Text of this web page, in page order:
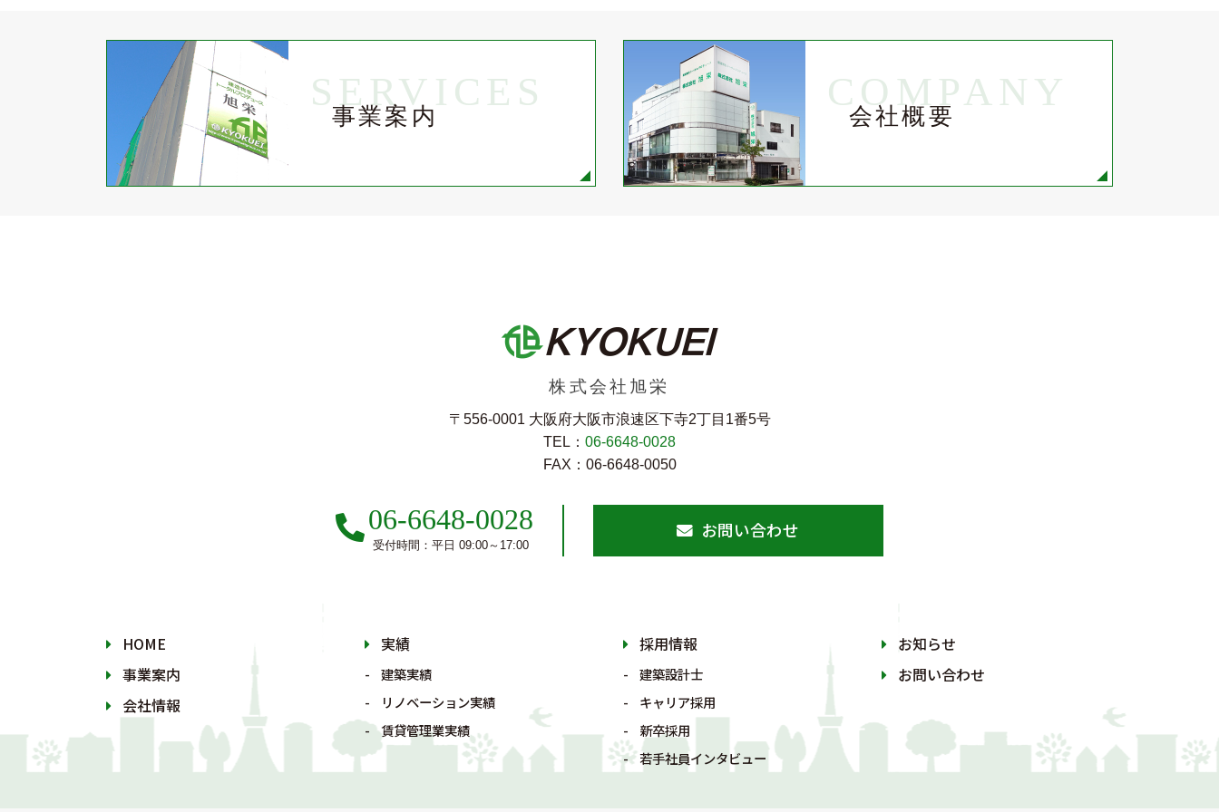
事業案内
SERVICES
会社概要
COMPANY
株式会社旭栄
〒556-0001 大阪府大阪市浪速区下寺2丁⽬1番5号
TEL： 06-6648-0028
FAX：06-6648-0050
06-6648-0028
受付時間：平日 09:00～17:00
お問い合わせ
HOME
事業案内
会社情報
実績
建築実績
リノベーション実績
賃貸管理業実績
採用情報
建築設計士
キャリア採用
新卒採用
若手社員インタビュー
お知らせ
お問い合わせ